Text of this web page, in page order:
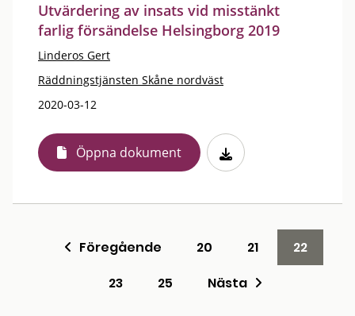
Utvärdering av insats vid misstänkt
farlig försändelse Helsingborg 2019
Linderos Gert
Räddningstjänsten Skåne nordväst
2020-03-12
Öppna dokument
Föregående 20 21
22
23
25 Nästa